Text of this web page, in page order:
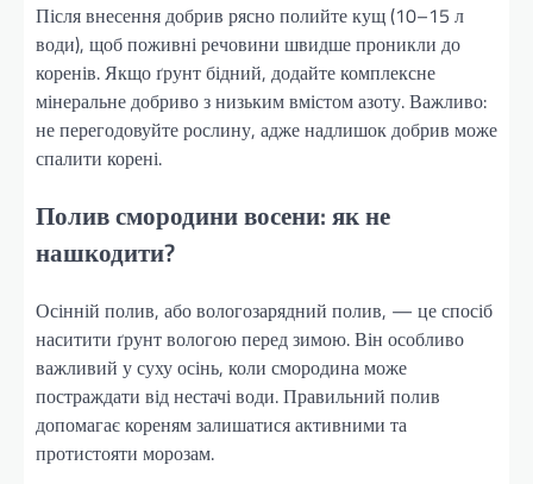
Після внесення добрив рясно полийте кущ (10–15 л
води), щоб поживні речовини швидше проникли до
коренів. Якщо ґрунт бідний, додайте комплексне
мінеральне добриво з низьким вмістом азоту. Важливо:
не перегодовуйте рослину, адже надлишок добрив може
спалити корені.
Полив смородини восени: як не
нашкодити?
Осінній полив, або вологозарядний полив, — це спосіб
наситити ґрунт вологою перед зимою. Він особливо
важливий у суху осінь, коли смородина може
постраждати від нестачі води. Правильний полив
допомагає кореням залишатися активними та
протистояти морозам.